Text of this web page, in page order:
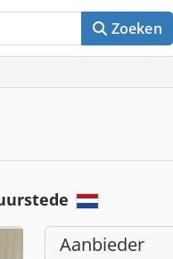
Zoeken
Aanbieder